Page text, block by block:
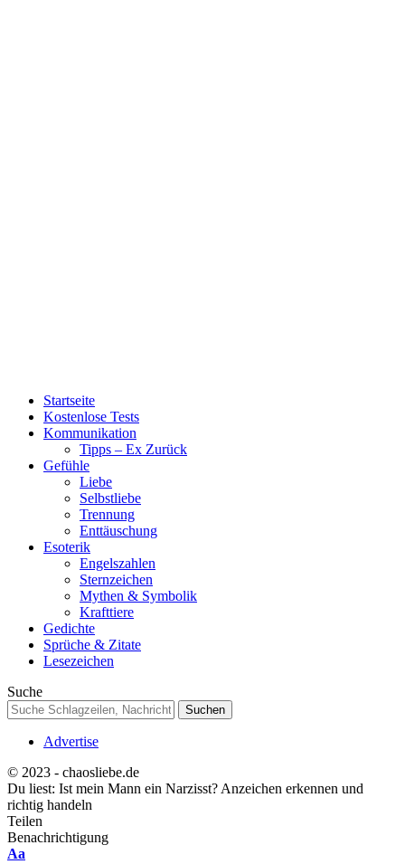
Startseite
Kostenlose Tests
Kommunikation
Tipps – Ex Zurück
Gefühle
Liebe
Selbstliebe
Trennung
Enttäuschung
Esoterik
Engelszahlen
Sternzeichen
Mythen & Symbolik
Krafttiere
Gedichte
Sprüche & Zitate
Lesezeichen
Suche
Advertise
© 2023 - chaosliebe.de
Du liest: Ist mein Mann ein Narzisst? Anzeichen erkennen und
richtig handeln
Teilen
Benachrichtigung
Font
Aa